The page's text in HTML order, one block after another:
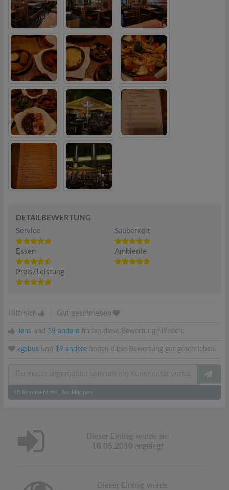
DETAILBEWERTUNG
Service
Sauberkeit
Essen Ambiente
Preis/Leistung
Hilfreich Gut geschrieben
Jens und 19 andere finden diese Bewertung hilfreich.
kgsbus und 19 andere finden diese Bewertung gut geschrieben.
15 Kommentare Ausklappen
Dieser Eintrag wurde am
18.05.2010 angelegt
Dieser Eintrag wurde